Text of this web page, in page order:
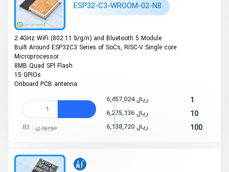
ESP32-C3-WROOM-02-N8
2.4GHz Wi­Fi (802.11 b/g/n) and Bluetooth 5 Module
Built Around ESP32­C3 Series of SoCs, RISC­-V Single ­core
Microprocessor
8MB Quad SPI Flash
15 GPIOs
On­board PCB antenna
1 6,457,024 ریال
10 6,275,136 ریال
100 6,138,720 ریال موجودی : 83